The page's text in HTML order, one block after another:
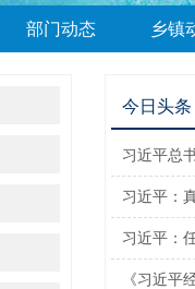
部门动态 乡镇
今日头条
习近平总
习近平：
习近平：
《习近平